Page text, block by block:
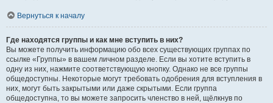
Вернуться к началу
Где находятся группы и как мне вступить в них?
Вы можете получить информацию обо всех существующих группах по
ссылке «Группы» в вашем личном разделе. Если вы хотите вступить в
одну из них, нажмите соответствующую кнопку. Однако не все группы
общедоступны. Некоторые могут требовать одобрения для вступления в
них, могут быть закрытыми или даже скрытыми. Если группа
общедоступна, то вы можете запросить членство в ней, щёлкнув по